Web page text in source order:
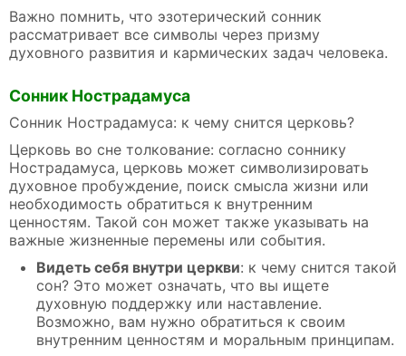
Важно помнить, что эзотерический сонник
рассматривает все символы через призму
духовного развития и кармических задач человека.
Сонник Нострадамуса
Сонник Нострадамуса: к чему снится церковь?
Церковь во сне толкование: согласно соннику
Нострадамуса, церковь может символизировать
духовное пробуждение, поиск смысла жизни или
необходимость обратиться к внутренним
ценностям. Такой сон может также указывать на
важные жизненные перемены или события.
Видеть себя внутри церкви: к чему снится такой
сон? Это может означать, что вы ищете
духовную поддержку или наставление.
Возможно, вам нужно обратиться к своим
внутренним ценностям и моральным принципам.